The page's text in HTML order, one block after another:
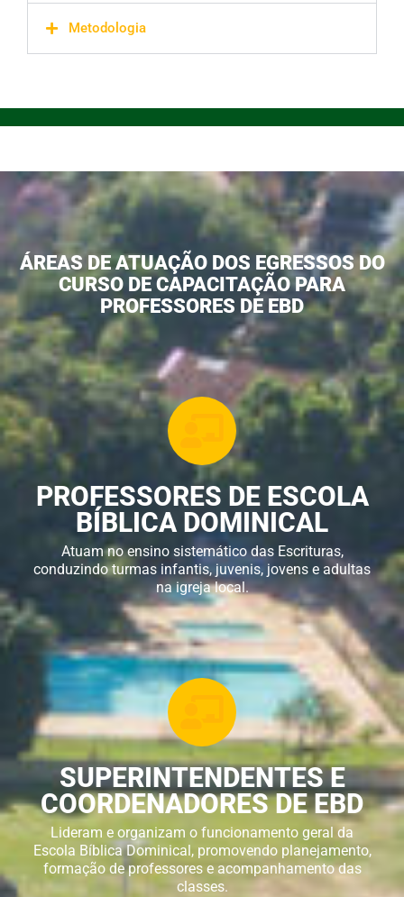
Metodologia
ÁREAS DE ATUAÇÃO DOS EGRESSOS DO
CURSO DE CAPACITAÇÃO PARA
PROFESSORES DE EBD
PROFESSORES DE ESCOLA
BÍBLICA DOMINICAL
Atuam no ensino sistemático das Escrituras,
conduzindo turmas infantis, juvenis, jovens e adultas
na igreja local.
SUPERINTENDENTES E
COORDENADORES DE EBD
Lideram e organizam o funcionamento geral da
Escola Bíblica Dominical, promovendo planejamento,
formação de professores e acompanhamento das
classes.